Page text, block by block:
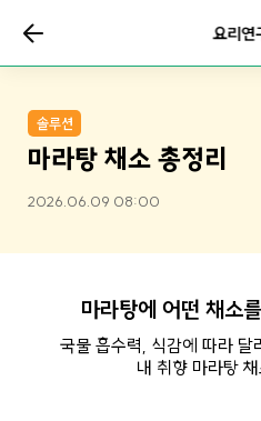
요리연
솔루션
마라탕 채소 총정리
2026.06.09 08:00
마라탕에 어떤 채소
국물 흡수력, 식감에 따라
내 취향 마라탕